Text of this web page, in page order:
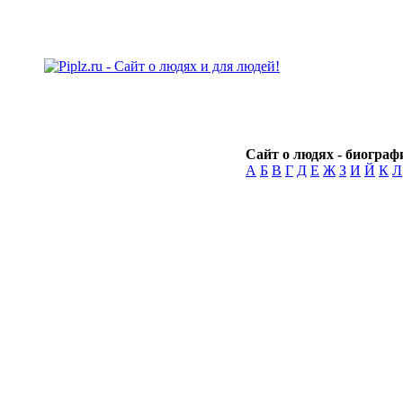
Сайт о людях -
А Б В Г Д Е Ж З И Й К Л